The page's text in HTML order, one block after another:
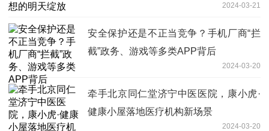
2024-03-21
安全保护还是不正当竞争？手机厂商“拦
截”政务、游戏等多类APP背后
2024-03-20
牵手北京同仁堂济宁中医医院，康小虎·
健康小屋落地医疗机构新场景
2024-03-20